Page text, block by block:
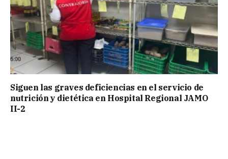
Siguen las graves deficiencias en el servicio de
nutrición y dietética en Hospital Regional JAMO
II-2